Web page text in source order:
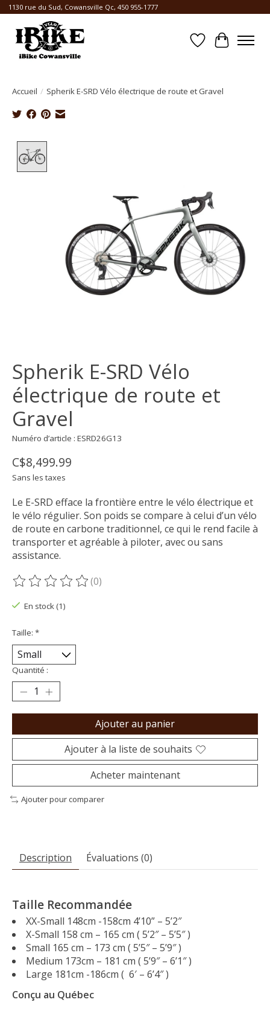
1130 rue du Sud, Cowansville Qc, 450 955-1777
Liste dePanier
Accueil / Spherik E-SRD Vélo électrique de route et Gravel
Spherik E-SRD Vélo
électrique de route et
Gravel
Numéro d’article : ESRD26G13
C$8,499.99
Sans les taxes
Le E-SRD efface la frontière entre le vélo électrique et
le vélo régulier. Son poids se compare à celui d’un vélo
de route en carbone traditionnel, ce qui le rend facile à
transporter et agréable à piloter, avec ou sans
assistance.
Ce produit est évalué à
(0)
En stock (1)
Taille: *
Quantité :
Ajouter au panier
Ajouter à la liste de souhaits
Acheter maintenant
Ajouter pour comparer
Description Évaluations (0)
Taille Recommandée
XX-Small 148cm -158cm 4’10” – 5’2″
X-Small 158 cm – 165 cm ( 5’2″ – 5’5″ )
Small 165 cm – 173 cm ( 5’5″ – 5’9″ )
Medium 173cm – 181 cm ( 5’9″ – 6’1″ )
Large 181cm -186cm ( 6′ – 6’4″ )
Conçu au Québec